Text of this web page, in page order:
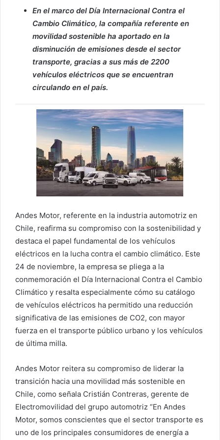
En el marco del Día Internacional Contra el
Cambio Climático, la compañía referente en
movilidad sostenible ha aportado en la
disminución de emisiones desde el sector
transporte, gracias a sus más de 2200
vehículos eléctricos que se encuentran
circulando en el país.
Andes Motor, referente en la industria automotriz en
Chile, reafirma su compromiso con la sostenibilidad y
destaca el papel fundamental de los vehículos
eléctricos en la lucha contra el cambio climático. Este
24 de noviembre, la empresa se pliega a la
conmemoración el Día Internacional Contra el Cambio
Climático y resalta especialmente cómo su catálogo
de vehículos eléctricos ha permitido una reducción
significativa de las emisiones de CO2, con mayor
fuerza en el transporte público urbano y los vehículos
de última milla.
Andes Motor reitera su compromiso de liderar la
transición hacia una movilidad más sostenible en
Chile, como señala Cristián Contreras, gerente de
Electromovilidad del grupo automotriz “En Andes
Motor, somos conscientes que el sector transporte es
uno de los principales consumidores de energía a